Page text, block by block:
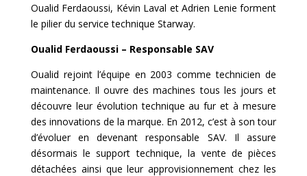
Oualid Ferdaoussi, Kévin Laval et Adrien Lenie forment
le pilier du service technique Starway.
Oualid Ferdaoussi – Responsable SAV
Oualid rejoint l’équipe en 2003 comme technicien de
maintenance. Il ouvre des machines tous les jours et
découvre leur évolution technique au fur et à mesure
des innovations de la marque. En 2012, c’est à son tour
d’évoluer en devenant responsable SAV. Il assure
désormais le support technique, la vente de pièces
détachées ainsi que leur approvisionnement chez les